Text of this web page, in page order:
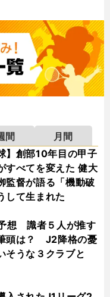
間
月間
】創部10年目の甲子
すべてを変えた 健大
監督が語る「機動破
して生まれた
想 識者５人が推す
頭は？ J2降格の憂
そうな３クラブと